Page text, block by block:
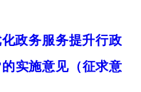
政务服务提升行政
实施意见（征求意